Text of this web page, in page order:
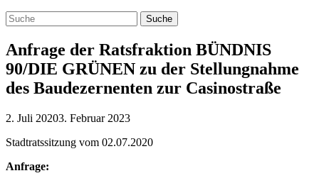
Anfrage der Ratsfraktion BÜNDNIS
90/DIE GRÜNEN zu der Stellungnahme
des Baudezernenten zur Casinostraße
2. Juli 20203. Februar 2023
Stadtratssitzung vom 02.07.2020
Anfrage: